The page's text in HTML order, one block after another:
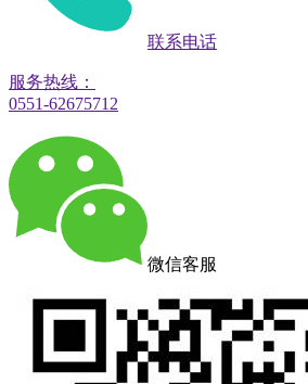
联系电话
服务热线：
0551-62675712
微信客服